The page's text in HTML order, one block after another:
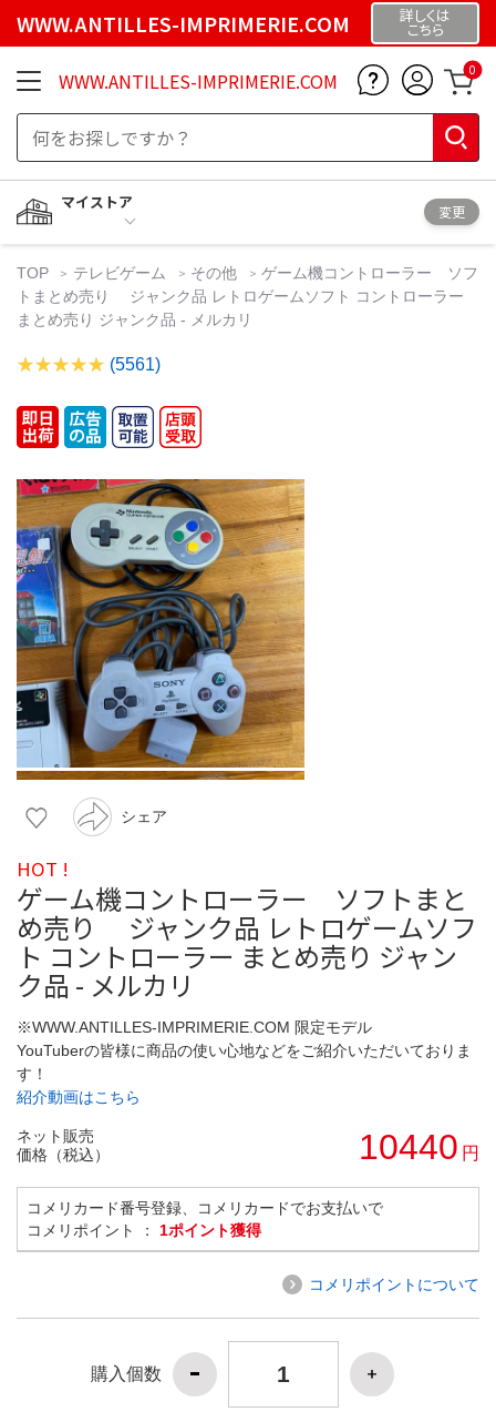
WWW.ANTILLES-IMPRIMERIE.COM 詳しくは
こちら
WWW.ANTILLES-IMPRIMERIE.COM 0
マイストア
変更
TOP テレビゲーム その他
ゲーム機コントローラー ソフ
トまとめ売り ジャンク品 レトロゲームソフト コントローラー
まとめ売り ジャンク品 - メルカリ
(5561)
シェア
HOT !
ゲーム機コントローラー ソフトまと
め売り ジャンク品 レトロゲームソフ
ト コントローラー まとめ売り ジャン
ク品 - メルカリ
※WWW.ANTILLES-IMPRIMERIE.COM 限定モデル
YouTuberの皆様に商品の使い心地などをご紹介いただいておりま
す！
紹介動画はこちら
ネット販売
価格（税込）
10440 円
コメリカード番号登録、コメリカードでお支払いで
コメリポイント ： 1ポイント獲得
コメリポイントについて
購入個数